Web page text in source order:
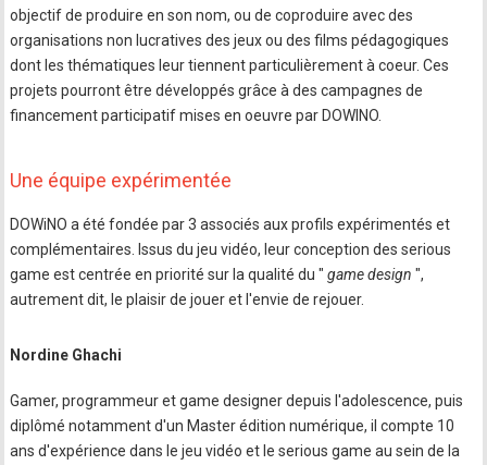
objectif de produire en son nom, ou de coproduire avec des
organisations non lucratives des jeux ou des films pédagogiques
dont les thématiques leur tiennent particulièrement à coeur. Ces
projets pourront être développés grâce à des campagnes de
financement participatif mises en oeuvre par DOWINO.
Une équipe expérimentée
DOWiNO a été fondée par 3 associés aux profils expérimentés et
complémentaires. Issus du jeu vidéo, leur conception des serious
game est centrée en priorité sur la qualité du " game design",
autrement dit, le plaisir de jouer et l'envie de rejouer.
Nordine Ghachi
Gamer, programmeur et game designer depuis l'adolescence, puis
diplômé notamment d'un Master édition numérique, il compte 10
ans d'expérience dans le jeu vidéo et le serious game au sein de la